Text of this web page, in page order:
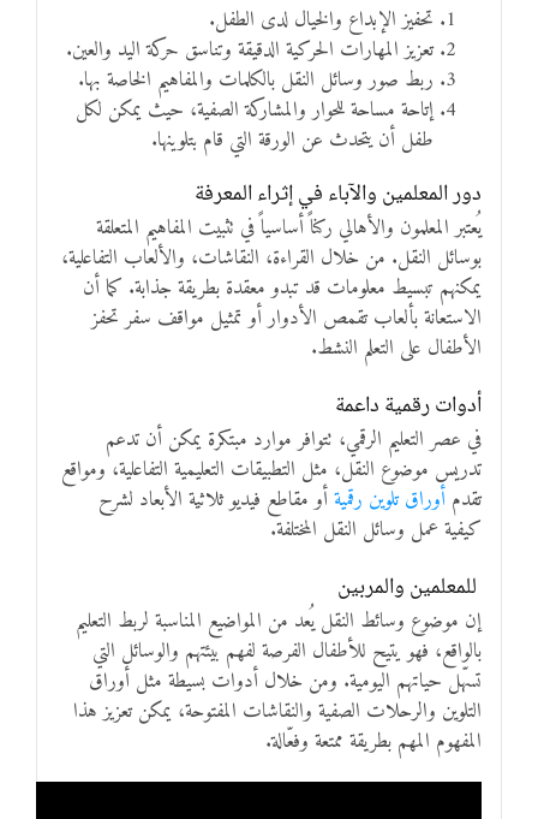
تحفيز الإبداع والخيال لدى الطفل.
تعزيز المهارات الحركية الدقيقة وتناسق حركة اليد والعين.
ربط صور وسائل النقل بالكلمات والمفاهيم الخاصة بها.
إتاحة مساحة للحوار والمشاركة الصفية، حيث يمكن لكل
طفل أن يتحدث عن الورقة التي قام بتلوينها.
دور المعلمين والآباء في إثراء المعرفة
يُعتبر المعلمون والأهالي ركناً أساسياً في تثبيت المفاهيم المتعلقة
بوسائل النقل. من خلال القراءة، النقاشات، والألعاب التفاعلية،
يمكنهم تبسيط معلومات قد تبدو معقدة بطريقة جذابة. كما أن
الاستعانة بألعاب تقمص الأدوار أو تمثيل مواقف سفر تحفز
الأطفال على التعلم النشط.
أدوات رقمية داعمة
في عصر التعليم الرقمي، تتوافر موارد مبتكرة يمكن أن تدعم
تدريس موضوع النقل، مثل التطبيقات التعليمية التفاعلية، ومواقع
تقدم أوراق تلوين رقميةأو مقاطع فيديو ثلاثية الأبعاد لشرح
كيفية عمل وسائل النقل المختلفة.
للمعلمين والمربين
إن موضوع وسائط النقل يُعد من المواضيع المناسبة لربط التعليم
بالواقع، فهو يتيح للأطفال الفرصة لفهم بيئتهم والوسائل التي
تسهّل حياتهم اليومية. ومن خلال أدوات بسيطة مثل أوراق
التلوين والرحلات الصفية والنقاشات المفتوحة، يمكن تعزيز هذا
المفهوم المهم بطريقة ممتعة وفعّالة.